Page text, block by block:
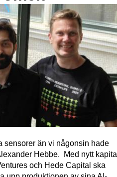
sensorer än vi någonsin hade
Hebbe. Med nytt kapital
och Hede Capital ska